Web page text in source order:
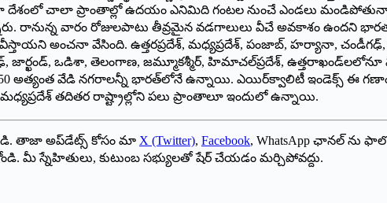
దేశంలో చాలా ప్రాంతాల్లో ఉదయం ఎనిమిది గంటల నుంచే ఎండలు
రానున్న వారం రోజులపాటు తీవ్రమైన వడగాలులు వీచే అవకాశం ఉందని
అంచనా వేసింది. ఉత్తరప్రదేశ్, మధ్యప్రదేశ్, పంజాబ్, హర్యానా, చండీగఢ్,
జార్ఖండ్, ఒడిశా, తెలంగాణ, జమ్మూకశ్మీర్, హిమాచల్‌ప్రదేశ్,
50 అత్యంత వేడి నగరాలన్నీ భారత్‌లోనే ఉన్నాయి. ఎయిర్‌క్వాలిటీ ఇండెక్స్ ఈ
తదితర రాష్ట్రాల్లోని పలు ప్రాంతాలూ ఇందులో ఉన్నాయి.
తాజా అప్‌డేట్స్ కోసం మా X (Twitter), Facebook, WhatsApp ఛానల్ ను
మీ స్నేహితులు, కుటుంబ సభ్యులతో షేర్ చేయడం మర్చిపోవద్దు.